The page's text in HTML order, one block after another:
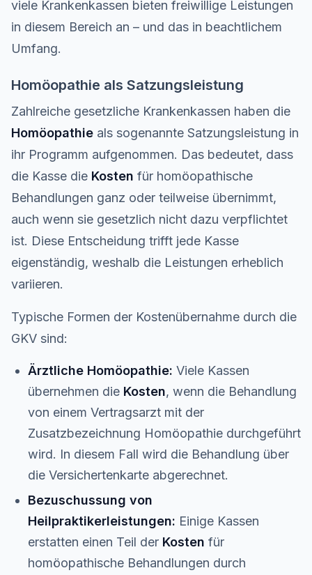
viele Krankenkassen bieten freiwillige Leistungen
in diesem Bereich an – und das in beachtlichem
Umfang.
Homöopathie als Satzungsleistung
Zahlreiche gesetzliche Krankenkassen haben die
Homöopathie als sogenannte Satzungsleistung in
ihr Programm aufgenommen. Das bedeutet, dass
die Kasse die Kosten für homöopathische
Behandlungen ganz oder teilweise übernimmt,
auch wenn sie gesetzlich nicht dazu verpflichtet
ist. Diese Entscheidung trifft jede Kasse
eigenständig, weshalb die Leistungen erheblich
variieren.
Typische Formen der Kostenübernahme durch die
GKV sind:
Ärztliche Homöopathie: Viele Kassen
übernehmen die Kosten, wenn die Behandlung
von einem Vertragsarzt mit der
Zusatzbezeichnung Homöopathie durchgeführt
wird. In diesem Fall wird die Behandlung über
die Versichertenkarte abgerechnet.
Bezuschussung von
Heilpraktikerleistungen: Einige Kassen
erstatten einen Teil der Kosten für
homöopathische Behandlungen durch